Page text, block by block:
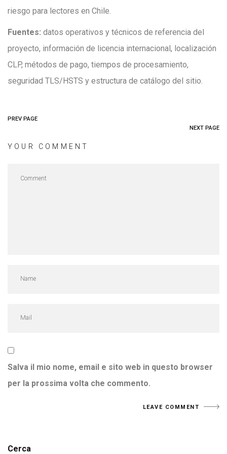
riesgo para lectores en Chile.
Fuentes: datos operativos y técnicos de referencia del
proyecto, información de licencia internacional, localización
CLP, métodos de pago, tiempos de procesamiento,
seguridad TLS/HSTS y estructura de catálogo del sitio.
PREV PAGE
NEXT PAGE
YOUR COMMENT
Salva il mio nome, email e sito web in questo browser
per la prossima volta che commento.
Cerca